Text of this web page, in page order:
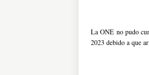
La ONE no pudo
2023 debido a que